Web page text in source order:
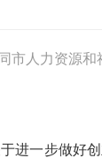
市人力资源和
进一步做好